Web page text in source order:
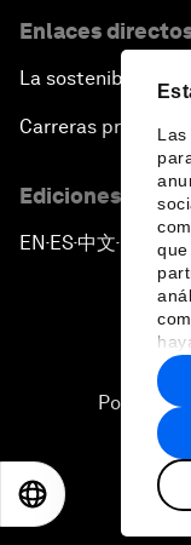
Enlaces
La sostenibilidad
Carreras
Ediciones en
EN ▪ES▪中文▪ 日本語
Política
2026